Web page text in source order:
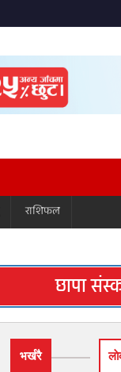
राशिफल
छापा
भर्खरै